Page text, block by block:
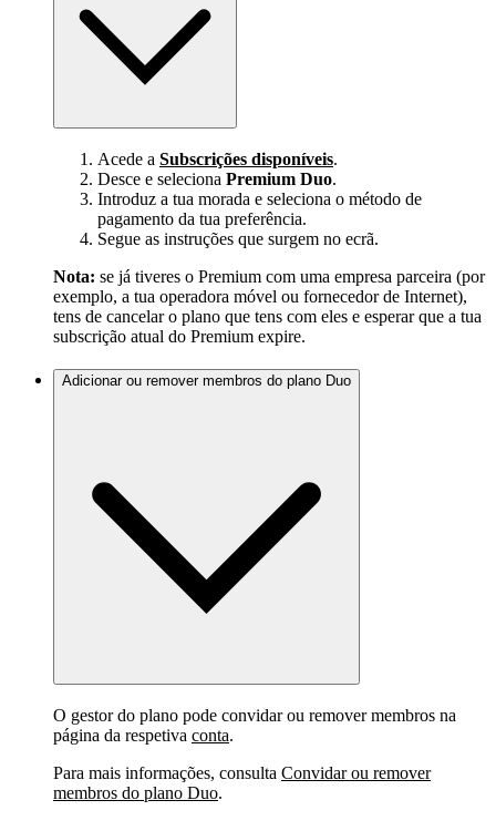
Acede a Subscrições disponíveis.
Desce e seleciona Premium Duo.
Introduz a tua morada e seleciona o método de
pagamento da tua preferência.
Segue as instruções que surgem no ecrã.
Nota: se já tiveres o Premium com uma empresa parceira (por
exemplo, a tua operadora móvel ou fornecedor de Internet),
tens de cancelar o plano que tens com eles e esperar que a tua
subscrição atual do Premium expire.
Adicionar ou remover membros do plano Duo
O gestor do plano pode convidar ou remover membros na
página da respetiva conta.
Para mais informações, consulta Convidar ou remover
membros do plano Duo.